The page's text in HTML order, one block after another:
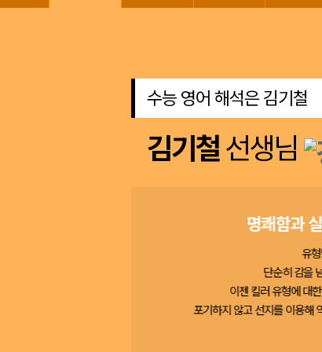
수능 영어 해석은 김기철
김기철 선생님
명쾌함과
유
단순히 감을
이젠 킬러 유형에 대
포기하지 않고 선지를 이용해